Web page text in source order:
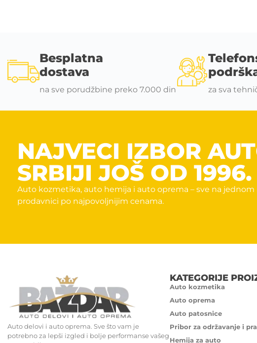
Besplatna
dostava
na sve porudžbine preko 7.000 din za sva
NAJVECI IZBOR
SRBIJI JOŠ OD 1996.
Auto kozmetika, auto hemija i auto oprema – sve na
prodavnici po najpovoljnijim cenama.
Auto delovi i auto oprema. Sve što vam je
potrebno za lepši izgled i bolje performanse vašeg
KATEGORIJE
Auto kozmetika
Auto oprema
Auto patosnice
Pribor za održavanje i
Hemija za auto